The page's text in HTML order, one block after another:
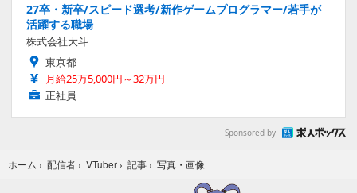
27卒・新卒/スピード選考/新作ゲームプログラマー/若手が
活躍する職場
株式会社大斗
東京都
月給25万5,000円～32万円
正社員
Sponsored by
ホーム › 配信者 › VTuber › 記事 › 写真・画像